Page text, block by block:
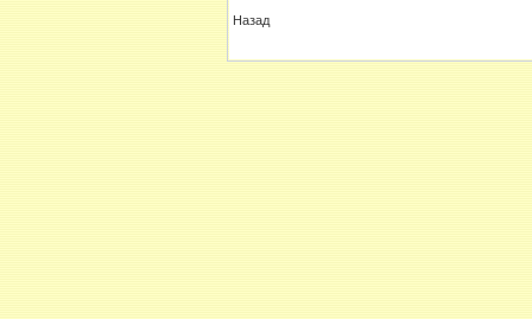
Назад